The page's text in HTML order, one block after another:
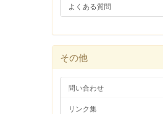
よくある質問
その他
問い合わせ
リンク集